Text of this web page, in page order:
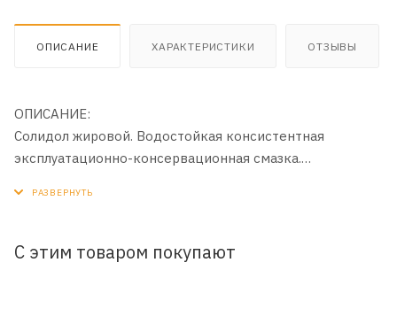
ОПИСАНИЕ ХАРАКТЕРИСТИКИ ОТЗЫВЫ
ОПИСАНИЕ:
Солидол жировой. Водостойкая консистентная
эксплуатационно-консервационная смазка.
ПРИМЕНЕНИЕ:
С этим товаром покупают